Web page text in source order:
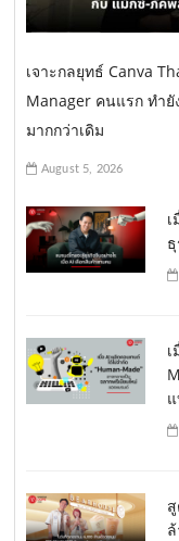
เจาะกลยุทธ์ Canva
Manager คนแรก ทำยั
มากกว่าเดิม
August 5, 2026